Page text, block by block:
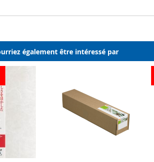
également être intéressé par